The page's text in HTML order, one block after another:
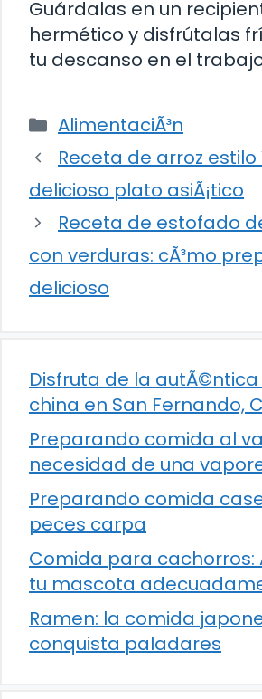
Guárdalas en un
hermético y disfrútalas
tu descanso en el
Categorías
AlimentaciÃ³n
Receta de arroz estilo
delicioso plato asiÃ¡tico
Receta de estofado
con verduras: cÃ³mo
delicioso
Disfruta de la
china en San Fernando,
Preparando comida al
necesidad de una
Preparando comida
peces carpa
Comida para cachorros:
tu mascota
Ramen: la comida
conquista paladares